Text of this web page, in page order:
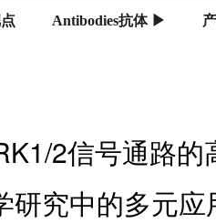
Antibodies抗体 ▶
2信号通路的
研究中的多元应